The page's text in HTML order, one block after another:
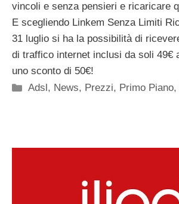
vincoli e senza pensieri e ricaricare
E scegliendo Linkem Senza Limiti
31 luglio si ha la possibilità di
di traffico internet inclusi da soli 49€
uno sconto di 50€!
Categorie
Adsl , News, Prezzi, Primo Piano,